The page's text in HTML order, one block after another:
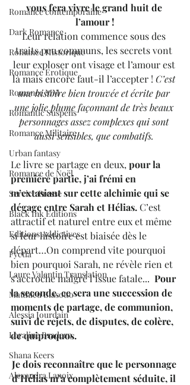
Romance contemporaine
Dark Romance
Romance Historique
Romance Erotique
Romance MM
Romantic Suspens
Romance Militaire
Urban fantasy
Romance de Noël
Service Presse
Black Ink Editions
Editions Addictives
Fyctia
Laure Valentin Translation
Matthieu Biasotto
Alessia Jourdain
Loraline Bradern
Shana Keers
Alexandra Lanoix
vous fera vivre le grand huit de
l’amour !
Leur relation commence sous des
traits peu communs, les secrets vont
leur exploser ont visage et l’amour est
là mais encore faut-il l’accepter ! C’est
une histoire bien trouvée et écrite par
une jolie plume façonnant de très beaux
personnages assez complexes qui sont
aussi sensibles, que combatifs.
Le livre se partage en deux, pour la
première partie, j’ai frémi en
m’extasiant sur cette alchimie qui se
dégage entre Sarah et Hélias. C’est
attractif et naturel entre eux et même
si leur histoire est biaisée dès le
départ…On comprend vite pourquoi
bien pourquoi Sarah, ne révèle rien et
s’accroche malgré l’issue fatale... Pour
la seconde, ce sera une succession de
moments de partage, de communion,
suivi de rejets, de disputes, de colère,
de quiproquos.
Je dois reconnaître que le personnage
d’Hélias m’a complètement séduite, il